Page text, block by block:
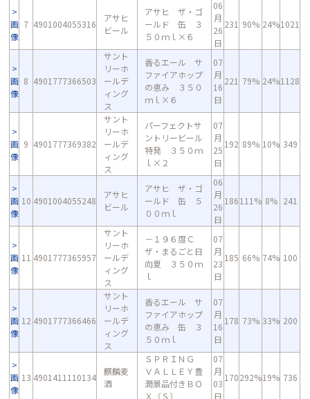
画
像
7 4901004055316
アサヒ
ビール
アサヒ ザ・ゴ
ールド 缶 ３
５０ｍｌ×６
06
月
26
日
231 90% 24%1021
画
像
8 4901777366503
サント
リーホ
ールデ
ィング
ス
香るエール サ
ファイアホップ
の恵み ３５０
ｍｌ×６
07
月
16
日
221 79% 24%1128
画
像
9 4901777369382
サント
リーホ
ールデ
ィング
ス
パーフェクトサ
ントリービール
特発 ３５０ｍ
ｌ×２
07
月
25
日
192 89% 10% 349
画
像
10 4901004055248
アサヒ
ビール
アサヒ ザ・ゴ
ールド 缶 ５
００ｍｌ
06
月
26
日
186111% 8% 241
画
像
11 4901777365957
サント
リーホ
ールデ
ィング
ス
－１９６度Ｃ
ザ・まるごと日
向夏 ３５０ｍ
ｌ
07
月
23
日
185 66% 74% 100
画
像
12 4901777366466
サント
リーホ
ールデ
ィング
ス
香るエール サ
ファイアホップ
の恵み 缶 ３
５０ｍｌ
07
月
16
日
178 73% 33% 200
画
像
13 4901411110134
麒麟麦
酒
ＳＰＲＩＮＧ
ＶＡＬＬＥＹ豊
潤景品付きＢＯ
Ｘ（Ｓ）
07
月
03
日
170292%19% 736